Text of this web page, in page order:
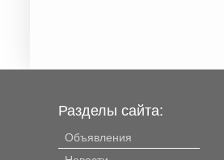
Разделы сайта:
Объявления